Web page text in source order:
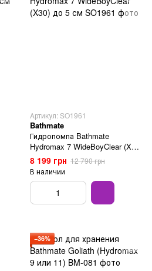
Артикул: SO1961
Bathmate
Гидропомпа Bathmate
Hydromax 7 WideBoyClear (X30)
до 5 см
8 199 грн 12 790 грн
В наличии
−36%